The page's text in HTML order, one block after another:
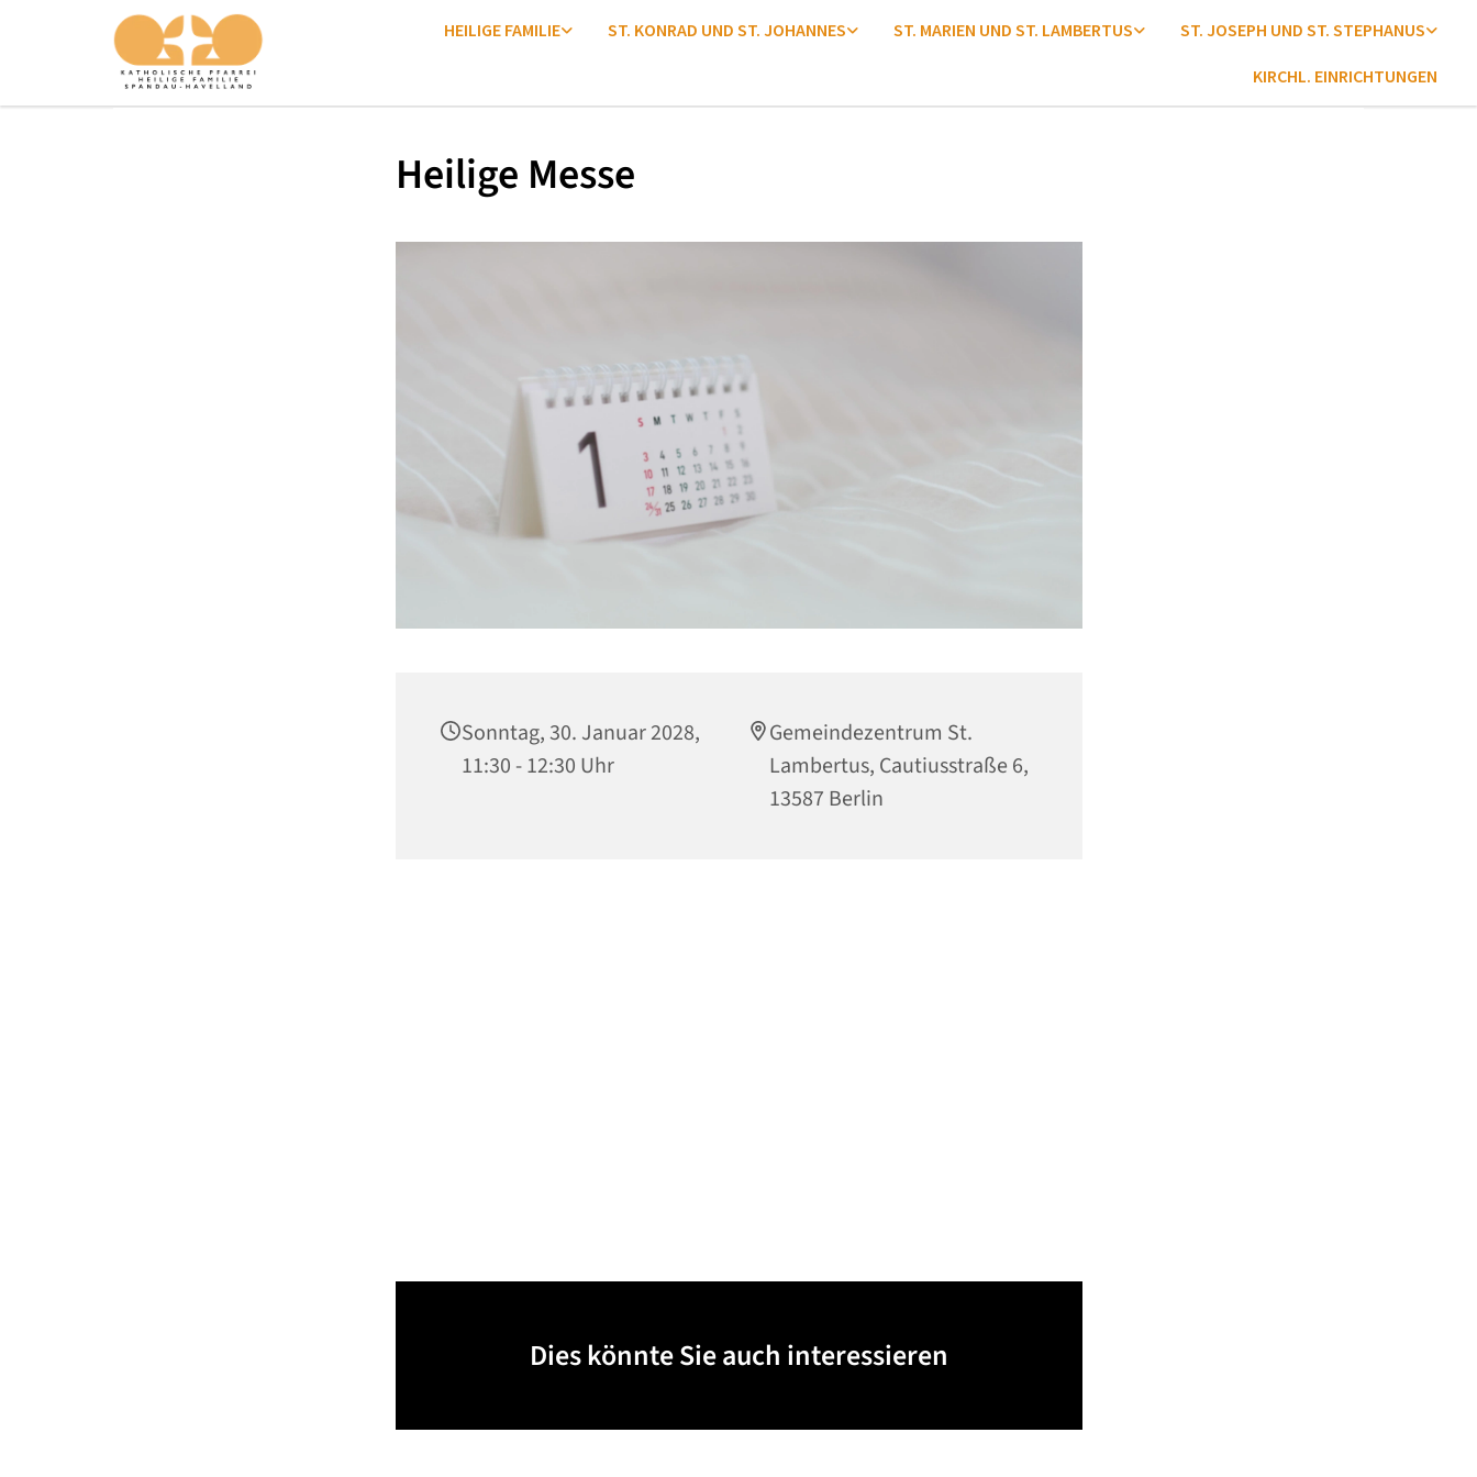
HEILIGE FAMILIE ST. KONRAD UND ST. JOHANNES ST. MARIEN UND ST. LAMBERTUS ST. JOSEPH UND ST. STEPHANUS
KIRCHL. EINRICHTUNGEN
Heilige Messe
Sonntag, 30. Januar 2028,
11:30 - 12:30 Uhr
Gemeindezentrum St.
Lambertus, Cautiusstraße 6,
13587 Berlin
Dies könnte Sie auch interessieren